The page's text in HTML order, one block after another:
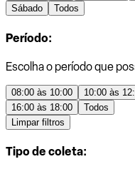
Sábado
Todos
Período:
Escolha o período que
08:00 às 10:00 10:00 às
16:00 às 18:00
Todos
Limpar filtros
Tipo de coleta: